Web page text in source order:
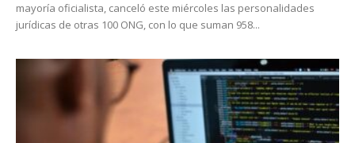
mayoría oficialista, canceló este miércoles las personalidades
jurídicas de otras 100 ONG, con lo que suman 958...